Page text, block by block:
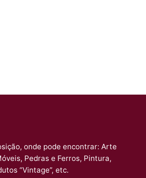
onde pode encontrar: Arte
Pedras e Ferros, Pintura,
“Vintage”, etc.